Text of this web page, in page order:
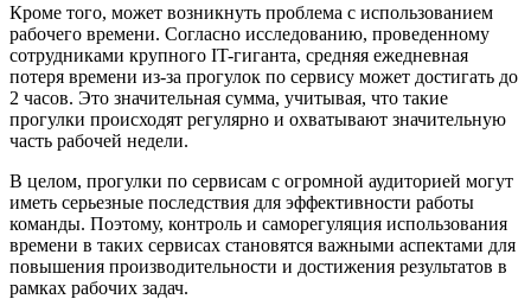
Кроме того, может возникнуть проблема с использованием
рабочего времени. Согласно исследованию, проведенному
сотрудниками крупного IT-гиганта, средняя ежедневная
потеря времени из-за прогулок по сервису может достигать до
2 часов. Это значительная сумма, учитывая, что такие
прогулки происходят регулярно и охватывают значительную
часть рабочей недели.
В целом, прогулки по сервисам с огромной аудиторией могут
иметь серьезные последствия для эффективности работы
команды. Поэтому, контроль и саморегуляция использования
времени в таких сервисах становятся важными аспектами для
повышения производительности и достижения результатов в
рамках рабочих задач.